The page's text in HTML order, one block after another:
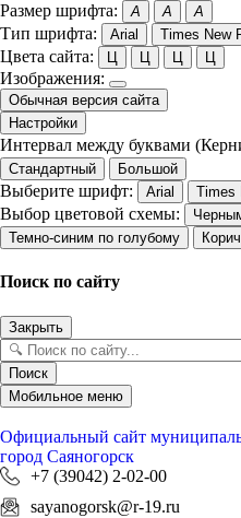
Размер шрифта: A A A
Тип шрифта: Arial Times New
Цвета сайта: Ц Ц Ц Ц
Изображения:
Обычная версия сайта
Настройки
Интервал между буквами
Стандартный
Большой
Выберите шрифт: Arial Times
Выбор цветовой схемы:
Темно-синим по голубому
Поиск по сайту
Закрыть
Поиск
Мобильное меню
Официальный сайт
город Саяногорск
+7 (39042) 2-02-00
sayanogorsk@r-19.ru